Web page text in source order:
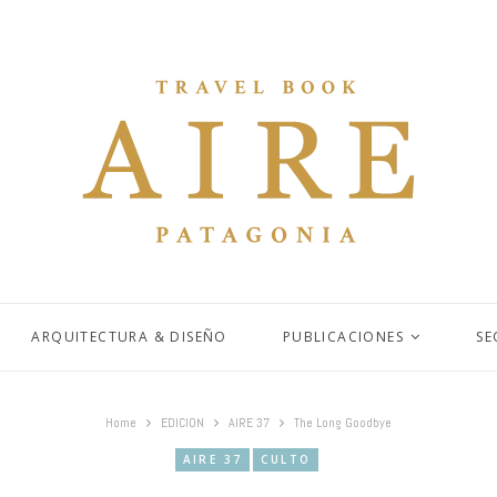
ARQUITECTURA & DISEÑO PUBLICACIONES
Home EDICION AIRE 37 The Long Goodbye
AIRE 37 CULTO